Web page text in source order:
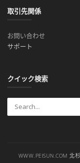
取引先関係
お問い合わせ
サポート
クイック検索
WWW.PEISUN.COM 北